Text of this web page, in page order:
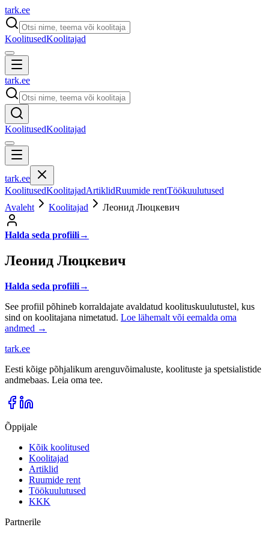
tark.ee
KoolitusedKoolitajad
tark.ee
KoolitusedKoolitajad
tark.ee
KoolitusedKoolitajadArtiklidRuumide rentTöökuulutused
Avaleht
Koolitajad Леонид Люцкевич
Halda seda profiili→
Леонид Люцкевич
Halda seda profiili→
See profiil põhineb korraldajate avaldatud koolituskuulutustel, kus
sind on koolitajana nimetatud. Loe lähemalt või eemalda oma
andmed →
tark.ee
Eesti kõige põhjalikum arenguvõimaluste, koolituste ja spetsialistide
andmebaas. Leia oma tee.
Õppijale
Kõik koolitused
Koolitajad
Artiklid
Ruumide rent
Töökuulutused
KKK
Partnerile